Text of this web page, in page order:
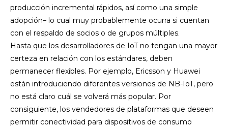
producción incremental rápidos, así como una simple
adopción– lo cual muy probablemente ocurra si cuentan
con el respaldo de socios o de grupos múltiples.
Hasta que los desarrolladores de IoT no tengan una mayor
certeza en relación con los estándares, deben
permanecer flexibles. Por ejemplo, Ericsson y Huawei
están introduciendo diferentes versiones de NB-IoT, pero
no está claro cuál se volverá más popular. Por
consiguiente, los vendedores de plataformas que deseen
permitir conectividad para dispositivos de consumo